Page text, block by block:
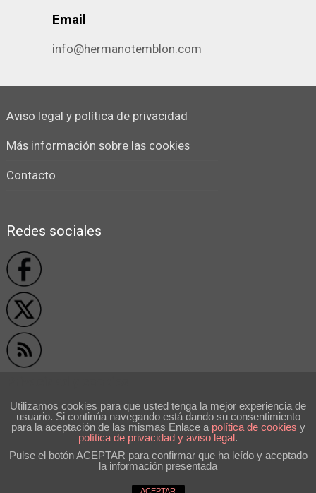
Email
info@hermanotemblon.com
Aviso legal y política de privacidad
Más información sobre las cookies
Contacto
Redes sociales
```
Volver arriba ↑
Utilizamos cookies para que usted tenga la mejor experiencia de
usuario. Si continúa navegando está dando su consentimiento
para la aceptación de las mismas Enlace a polí­tica de cookies y
política de privacidad y aviso legal.
Pulse el botón ACEPTAR para confirmar que ha leído y aceptado
la información presentada
ACEPTAR